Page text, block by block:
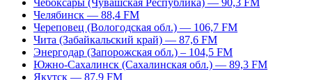
Чебоксары (Чувашская Республика) — 90,3 FM
Челябинск — 88,4 FM
Череповец (Вологодская обл.) — 106,7 FM
Чита (Забайкальский край) — 87,6 FM
Энергодар (Запорожская обл.) – 104,5 FM
Южно-Сахалинск (Сахалинская обл.) — 89,3 FM
Якутск — 87,9 FM